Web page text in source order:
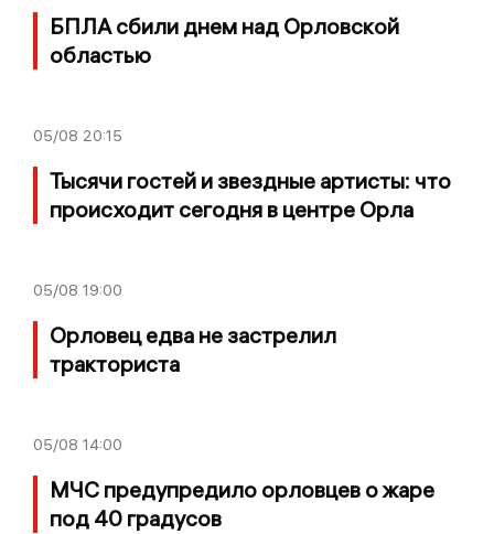
БПЛА сбили днем над Орловской
областью
05/08 20:15
Тысячи гостей и звездные артисты: что
происходит сегодня в центре Орла
05/08 19:00
Орловец едва не застрелил
тракториста
05/08 14:00
МЧС предупредило орловцев о жаре
под 40 градусов